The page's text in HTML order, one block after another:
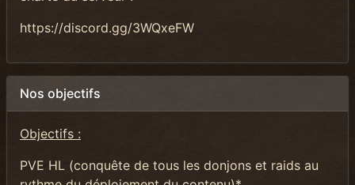
https://discord.gg/3WQxeFW
Nos objectifs
Objectifs :
PVE HL (conquête de tous les donjons et raids au